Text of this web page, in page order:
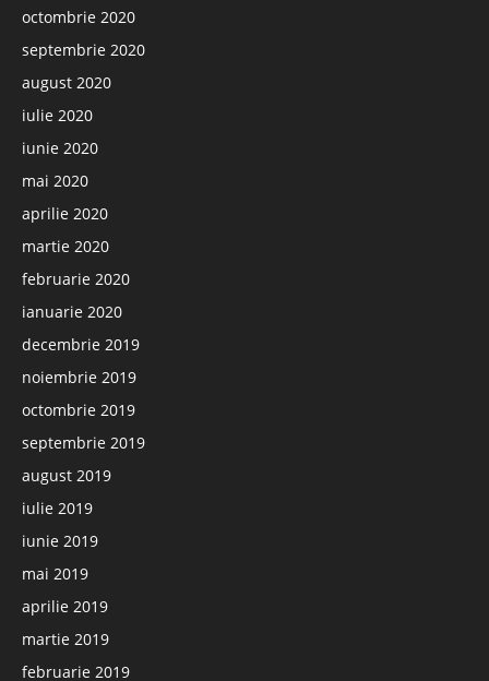
octombrie 2020
septembrie 2020
august 2020
iulie 2020
iunie 2020
mai 2020
aprilie 2020
martie 2020
februarie 2020
ianuarie 2020
decembrie 2019
noiembrie 2019
octombrie 2019
septembrie 2019
august 2019
iulie 2019
iunie 2019
mai 2019
aprilie 2019
martie 2019
februarie 2019